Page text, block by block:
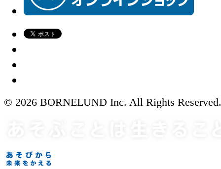
© 2026 BORNELUND Inc. All Rights Reserved.